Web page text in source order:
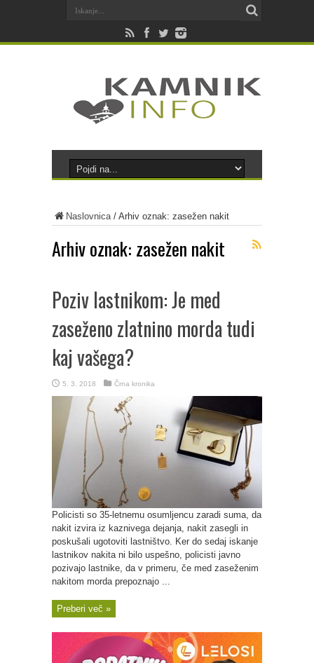
Naslovnica/ Arhiv oznak: zasežen nakit
Arhiv oznak: zasežen nakit
Poziv lastnikom: Je med
zaseženo zlatnino morda tudi
kaj vašega?
5. 3. 2018 Črna kronika
Policisti so 35-letnemu osumljencu zaradi suma, da
nakit izvira iz kaznivega dejanja, nakit zasegli in
poskušali ugotoviti lastništvo. Ker do sedaj iskanje
lastnikov nakita ni bilo uspešno, policisti javno
pozivajo lastnike, da v primeru, če med zaseženim
nakitom morda prepoznajo ...
Preberi več »